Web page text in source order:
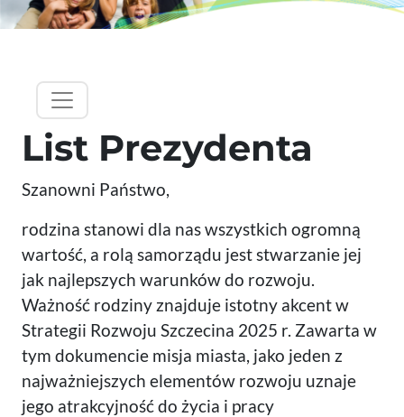
List Prezydenta
Szanowni Państwo,
rodzina stanowi dla nas wszystkich ogromną
wartość, a rolą samorządu jest stwarzanie jej
jak najlepszych warunków do rozwoju.
Ważność rodziny znajduje istotny akcent w
Strategii Rozwoju Szczecina 2025 r. Zawarta w
tym dokumencie misja miasta, jako jeden z
najważniejszych elementów rozwoju uznaje
jego atrakcyjność do życia i pracy